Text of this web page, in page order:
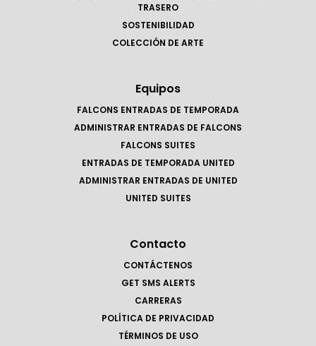
TRASERO
SOSTENIBILIDAD
COLECCIÓN DE ARTE
Equipos
FALCONS ENTRADAS DE TEMPORADA
ADMINISTRAR ENTRADAS DE FALCONS
FALCONS SUITES
ENTRADAS DE TEMPORADA UNITED
ADMINISTRAR ENTRADAS DE UNITED
UNITED SUITES
Contacto
CONTÁCTENOS
GET SMS ALERTS
CARRERAS
POLÍTICA DE PRIVACIDAD
TÉRMINOS DE USO